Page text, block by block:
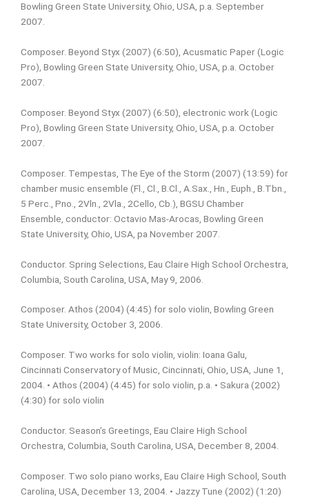
Bowling Green State University, Ohio, USA, p.a. September
2007.
Composer. Beyond Styx (2007) (6:50), Acusmatic Paper (Logic
Pro), Bowling Green State University, Ohio, USA, p.a. October
2007.
Composer. Beyond Styx (2007) (6:50), electronic work (Logic
Pro), Bowling Green State University, Ohio, USA, p.a. October
2007.
Composer. Tempestas, The Eye of the Storm (2007) (13:59) for
chamber music ensemble (Fl., Cl., B.Cl., A.Sax., Hn., Euph., B.Tbn.,
5 Perc., Pno., 2Vln., 2Vla., 2Cello, Cb.), BGSU Chamber
Ensemble, conductor: Octavio Mas-Arocas, Bowling Green
State University, Ohio, USA, pa November 2007.
Conductor. Spring Selections, Eau Claire High School Orchestra,
Columbia, South Carolina, USA, May 9, 2006.
Composer. Athos (2004) (4:45) for solo violin, Bowling Green
State University, October 3, 2006.
Composer. Two works for solo violin, violin: Ioana Galu,
Cincinnati Conservatory of Music, Cincinnati, Ohio, USA, June 1,
2004. • Athos (2004) (4:45) for solo violin, p.a. • Sakura (2002)
(4:30) for solo violin
Conductor. Season’s Greetings, Eau Claire High School
Orchestra, Columbia, South Carolina, USA, December 8, 2004.
Composer. Two solo piano works, Eau Claire High School, South
Carolina, USA, December 13, 2004. • Jazzy Tune (2002) (1:20)